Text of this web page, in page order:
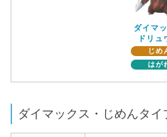
ダイマ
ドリュ
じめ
はが
ダイマックス・じめんタ